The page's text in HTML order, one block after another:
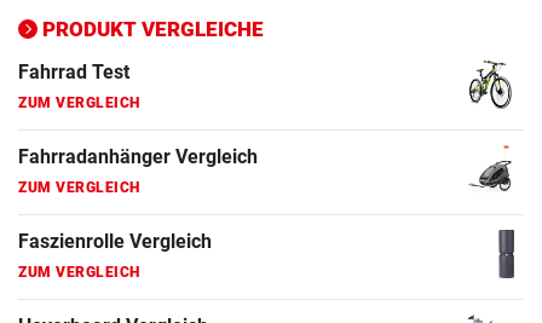
PRODUKT VERGLEICHE
ZUM VERGLEICH
Fahrrad Test
ZUM VERGLEICH
Fahrradanhänger Vergleich
ZUM VERGLEICH
Faszienrolle Vergleich
ZUM VERGLEICH